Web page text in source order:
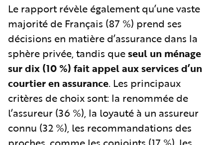
Le rapport révèle également qu’une vaste
majorité de Français (87 %) prend ses
décisions en matière d’assurance dans la
sphère privée, tandis queseul un ménage
sur dix (10 %) fait appel aux services d’un
courtier en assurance. Les principaux
critères de choix sont: la renommée de
l’assureur (36 %), la loyauté à un assureur
connu (32 %), les recommandations des